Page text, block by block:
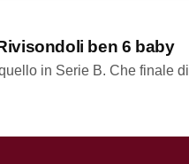
ben 6 baby
in Serie B. Che finale di